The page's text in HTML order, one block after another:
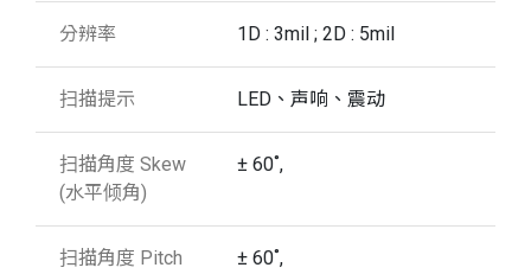
分辨率 1D : 3mil ; 2D : 5mil
扫描提示 LED、声响、震动
扫描角度 Skew
(水平倾角)
± 60˚,
扫描角度 Pitch
± 60˚,